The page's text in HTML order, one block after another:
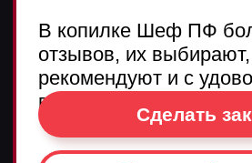
волшебным. Насладитесь
изысканным чак-чаком,
утонченными мясными
деликатесами из утки и конины,
насыщенным вкусом натурального
домашнего сыра, а также
неповторимыми домашними
пельменями и мантами.